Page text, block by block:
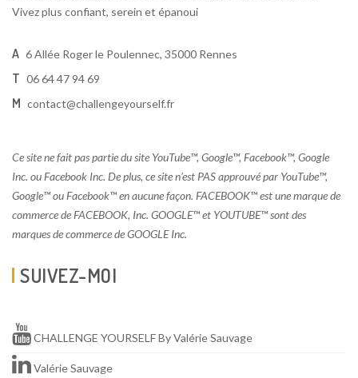
Vivez plus confiant, serein et épanoui
A 6 Allée Roger le Poulennec, 35000 Rennes
T 06 64 47 94 69
M contact@challengeyourself.fr
Ce site ne fait pas partie du site YouTube™, Google™, Facebook™, Google
Inc. ou Facebook Inc. De plus, ce site n’est PAS approuvé par YouTube™,
Google™ ou Facebook™ en aucune façon. FACEBOOK™ est une marque de
commerce de FACEBOOK, Inc. GOOGLE™ et YOUTUBE™ sont des
marques de commerce de GOOGLE Inc.
SUIVEZ-MOI
CHALLENGE YOURSELF By Valérie Sauvage
Valérie Sauvage